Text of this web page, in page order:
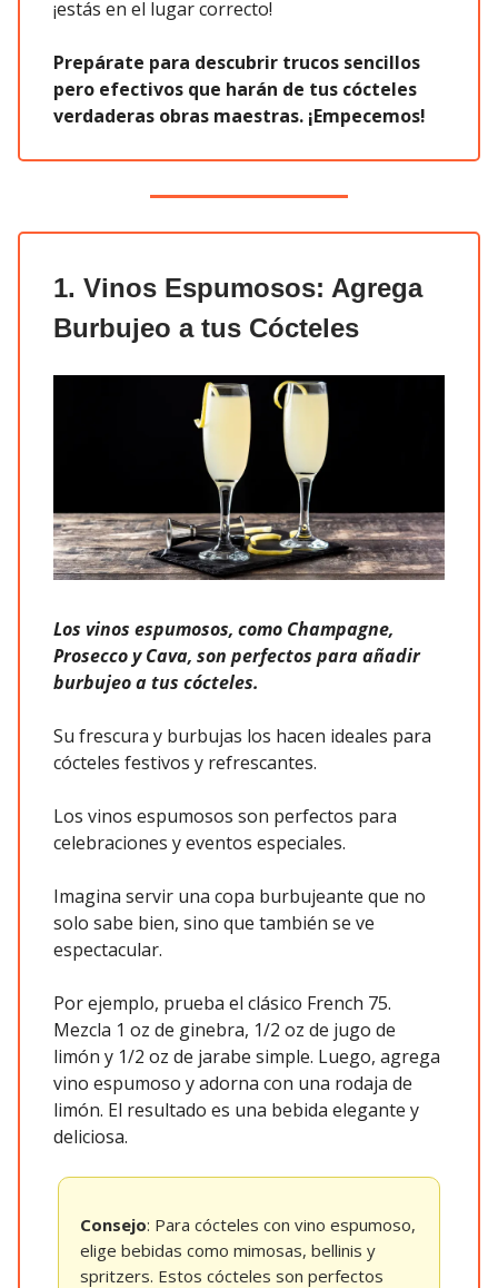
¡estás en el lugar correcto!
Prepárate para descubrir trucos sencillos
pero efectivos que harán de tus cócteles
verdaderas obras maestras. ¡Empecemos!
1. Vinos Espumosos: Agrega
Burbujeo a tus Cócteles
Los vinos espumosos, como Champagne,
Prosecco y Cava, son perfectos para añadir
burbujeo a tus cócteles.
Su frescura y burbujas los hacen ideales para
cócteles festivos y refrescantes.
Los vinos espumosos son perfectos para
celebraciones y eventos especiales.
Imagina servir una copa burbujeante que no
solo sabe bien, sino que también se ve
espectacular.
Por ejemplo, prueba el clásico French 75.
Mezcla 1 oz de ginebra, 1/2 oz de jugo de
limón y 1/2 oz de jarabe simple. Luego, agrega
vino espumoso y adorna con una rodaja de
limón. El resultado es una bebida elegante y
deliciosa.
Consejo: Para cócteles con vino espumoso,
elige bebidas como mimosas, bellinis y
spritzers. Estos cócteles son perfectos